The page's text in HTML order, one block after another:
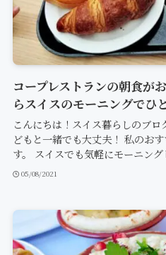
コープレストランの朝食が
らスイスのモーニングでひ
こんにちは！スイス暮らしのブ
どもと一緒でも大丈夫！ 私のお
す。 スイスでも気軽にモーニン
05/08/2021